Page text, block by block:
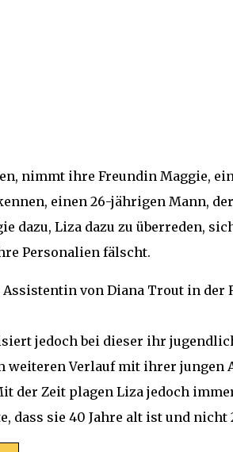
nimmt ihre Freundin Maggie,
einen 26-jährigen Mann,
dazu, Liza dazu zu überreden,
Personalien fälscht.
von Diana Trout in der
jedoch bei dieser ihr
weiteren Verlauf mit ihrer jungen
der Zeit plagen Liza jedoch
dass sie 40 Jahre alt ist und nicht